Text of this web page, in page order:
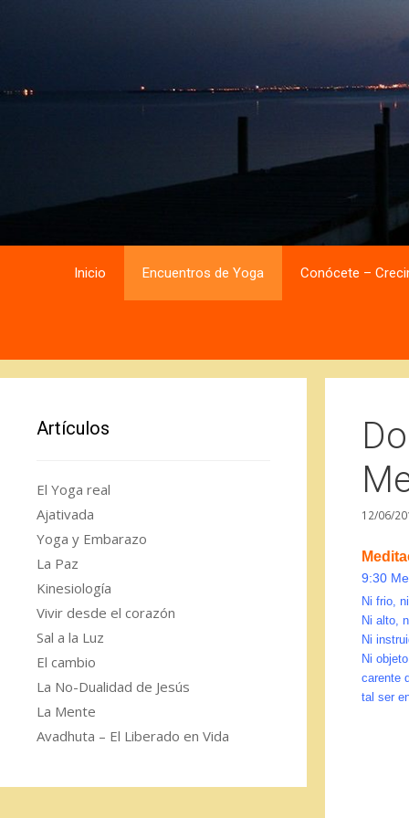
Inicio Encuentros de Yoga Conócete –
12/06/
9:30
Ni frio,
Ni alto,
Ni
Ni
carente
tal ser
Artículos
El Yoga real
Ajativada
Yoga y Embarazo
La Paz
Kinesiología
Vivir desde el corazón
Sal a la Luz
El cambio
La No-Dualidad de Jesús
La Mente
Avadhuta – El Liberado en Vida